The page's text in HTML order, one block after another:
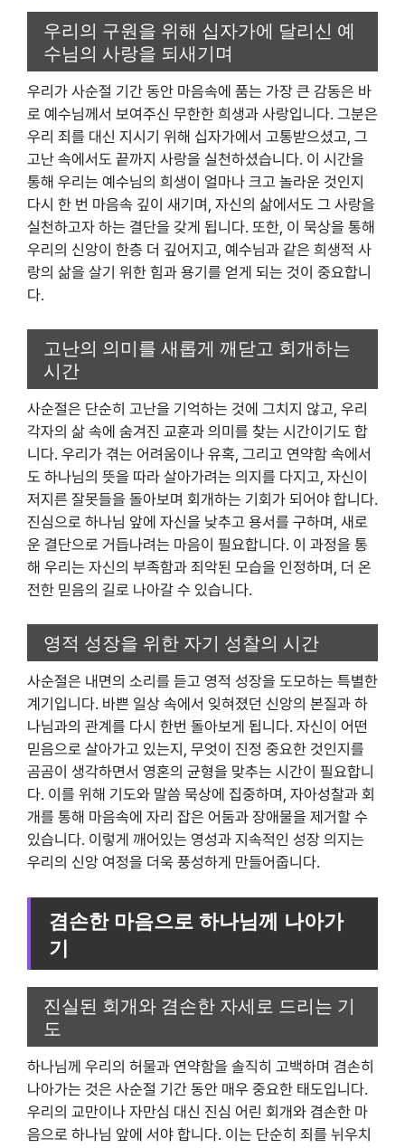
우리의 구원을 위해 십자가에 달리신 예
수님의 사랑을 되새기며
우리가 사순절 기간 동안 마음속에 품는 가장 큰 감동은 바
로 예수님께서 보여주신 무한한 희생과 사랑입니다. 그분은
우리 죄를 대신 지시기 위해 십자가에서 고통받으셨고, 그
고난 속에서도 끝까지 사랑을 실천하셨습니다. 이 시간을
통해 우리는 예수님의 희생이 얼마나 크고 놀라운 것인지
다시 한 번 마음속 깊이 새기며, 자신의 삶에서도 그 사랑을
실천하고자 하는 결단을 갖게 됩니다. 또한, 이 묵상을 통해
우리의 신앙이 한층 더 깊어지고, 예수님과 같은 희생적 사
랑의 삶을 살기 위한 힘과 용기를 얻게 되는 것이 중요합니
다.
고난의 의미를 새롭게 깨닫고 회개하는
시간
사순절은 단순히 고난을 기억하는 것에 그치지 않고, 우리
각자의 삶 속에 숨겨진 교훈과 의미를 찾는 시간이기도 합
니다. 우리가 겪는 어려움이나 유혹, 그리고 연약함 속에서
도 하나님의 뜻을 따라 살아가려는 의지를 다지고, 자신이
저지른 잘못들을 돌아보며 회개하는 기회가 되어야 합니다.
진심으로 하나님 앞에 자신을 낮추고 용서를 구하며, 새로
운 결단으로 거듭나려는 마음이 필요합니다. 이 과정을 통
해 우리는 자신의 부족함과 죄악된 모습을 인정하며, 더 온
전한 믿음의 길로 나아갈 수 있습니다.
영적 성장을 위한 자기 성찰의 시간
사순절은 내면의 소리를 듣고 영적 성장을 도모하는 특별한
계기입니다. 바쁜 일상 속에서 잊혀졌던 신앙의 본질과 하
나님과의 관계를 다시 한번 돌아보게 됩니다. 자신이 어떤
믿음으로 살아가고 있는지, 무엇이 진정 중요한 것인지를
곰곰이 생각하면서 영혼의 균형을 맞추는 시간이 필요합니
다. 이를 위해 기도와 말씀 묵상에 집중하며, 자아성찰과 회
개를 통해 마음속에 자리 잡은 어둠과 장애물을 제거할 수
있습니다. 이렇게 깨어있는 영성과 지속적인 성장 의지는
우리의 신앙 여정을 더욱 풍성하게 만들어줍니다.
겸손한 마음으로 하나님께 나아가
기
진실된 회개와 겸손한 자세로 드리는 기
도
하나님께 우리의 허물과 연약함을 솔직히 고백하며 겸손히
나아가는 것은 사순절 기간 동안 매우 중요한 태도입니다.
우리의 교만이나 자만심 대신 진심 어린 회개와 겸손한 마
음으로 하나님 앞에 서야 합니다. 이는 단순히 죄를 뉘우치